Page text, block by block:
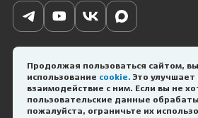
Продолжая пользоваться сайтом,
использование cookie. Это улучшает
взаимодействие с ним. Если вы не
пользовательские данные
пожалуйста, ограничьте их
+7 (383) 308-00-00
vopros-otvet@dentservice.ru
Записаться